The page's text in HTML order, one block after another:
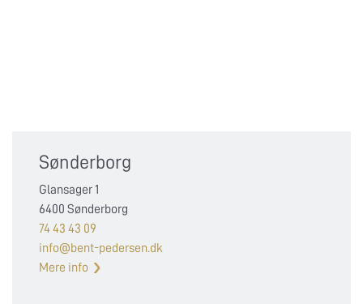
Sønderborg
Glansager 1
6400 Sønderborg
74 43 43 09
info@bent-pedersen.dk
Mere info